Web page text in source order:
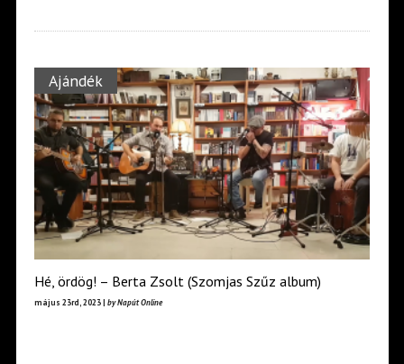
Ajándék
Hé, ördög! – Berta Zsolt (Szomjas Szűz album)
május 23rd, 2023 | by Napút Online